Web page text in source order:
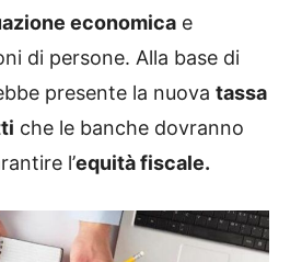
economica e
di persone. Alla base di
presente la nuova tassa
che le banche dovranno
l’equità fiscale.